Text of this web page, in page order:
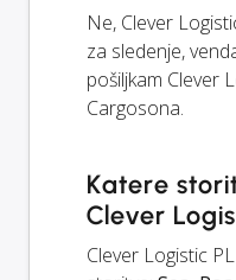
Ne, Clever
za sledenje,
pošiljkam Clever
Cargosona.
Katere
Clever
Clever Logistic